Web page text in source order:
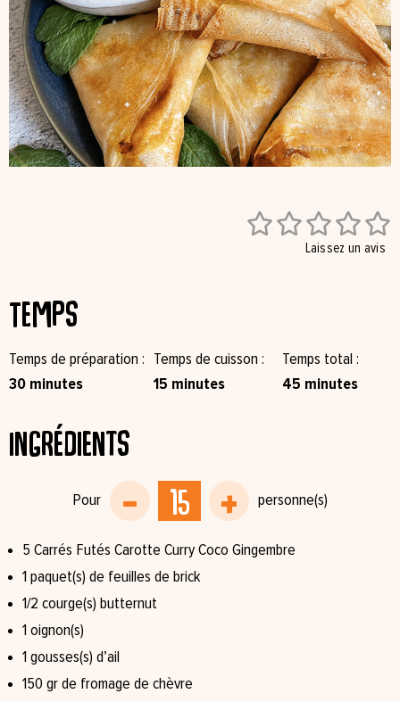

Laissez un avis
Temps
Temps de préparation
30 minutes
Temps de cuisson
15 minutes
Temps total
45 minutes
Ingrédients
5 Carrés Futés Carotte Curry⁠ Coco Gingembre⁠
1 paquet(s) de feuilles de brick⁠
1/2 courge(s) butternut⁠
1 oignon⁠(s)
1 gousses(s) d’ail⁠
150 gr de fromage de chèvre⁠